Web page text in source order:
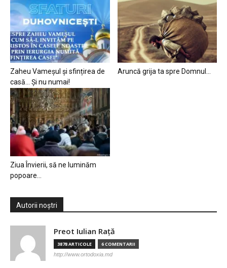
Zaheu Vameșul și sfințirea de
casă… Și nu numai!
Aruncă grija ta spre Domnul…
Ziua Învierii, să ne luminăm
popoare…
Autorii noștri
Preot Iulian Raţă
3878 ARTICOLE 6 COMENTARII
http://www.ortodoxia.md